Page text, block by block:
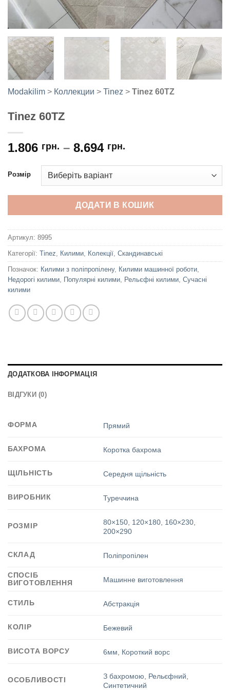
Modakilim > Коллекции > Tinez > Tinez 60TZ
Tinez 60TZ
1.806 грн. – 8.694 грн.
Розмір
ДОДАТИ В КОШИК
Артикул: 8995
Категорії: Tinez, Килими, Колекції, Скандинавські
Позначок: Килими з поліпропілену, Килими машинної роботи,
Недорогі килими, Популярні килими, Рельєфні килими, Сучасні
килими
ДОДАТКОВА ІНФОРМАЦІЯ
ВІДГУКИ (0)
ФОРМА Прямий
БАХРОМА Коротка бахрома
ЩІЛЬНІСТЬ Середня щільність
ВИРОБНИК Туреччина
РОЗМІР 80×150 120×180 160×230
200×290
СКЛАД Поліпропілен
СПОСІБ
ВИГОТОВЛЕННЯ
Машинне виготовлення
СТИЛЬ Абстракція
КОЛІР Бежевий
ВИСОТА ВОРСУ 6мм Короткий ворс
ОСОБЛИВОСТІ З бахромою Рельєфний
Синтетичний